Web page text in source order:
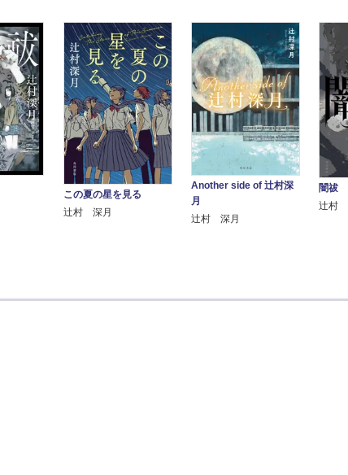
この夏の星を見る
辻村 深月
Another side of 辻村深
月
辻村 深月
闇祓
辻村